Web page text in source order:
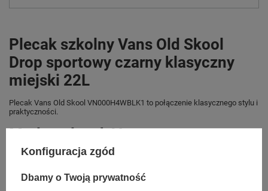
Plecak szkolny Vans Old Skool
Drop sportowy czarny klasyczny
miejski 22L
Plecak Vans Old Skool VN000H4WBLK1 to połączenie klasycznego stylu i
praktyczności.
Modna plecak Vans.
Wykonany z wytrzymałego materiału w ponadczasowym, czarnym
co dzień.
Konfiguracja zgód
Dbamy o Twoją prywatność